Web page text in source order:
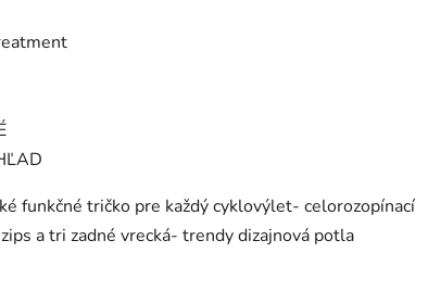
funkčné tričko pre každý cyklovýlet- celorozopínací
a tri zadné vrecká- trendy dizajnová potla